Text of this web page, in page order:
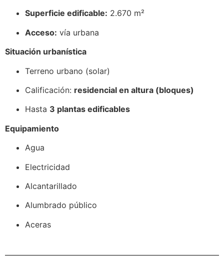
Superficie edificable: 2.670 m²
Acceso: vía urbana
Situación urbanística
Terreno urbano (solar)
Calificación: residencial en altura (bloques)
Hasta 3 plantas edificables
Equipamiento
Agua
Electricidad
Alcantarillado
Alumbrado público
Aceras